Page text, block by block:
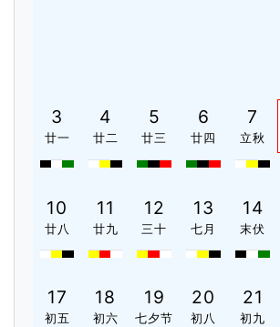
3
廿一
4
廿二
5
廿三
6
廿四
7
立秋
10
廿八
11
廿九
12
三十
13
七月
14
末伏
17
初五
18
初六
19
七夕节
20
初八
21
初九